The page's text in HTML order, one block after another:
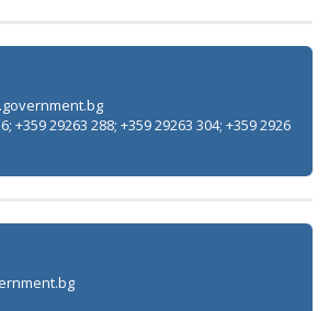
+359 29263 288; +359 29263 304; +359 2926